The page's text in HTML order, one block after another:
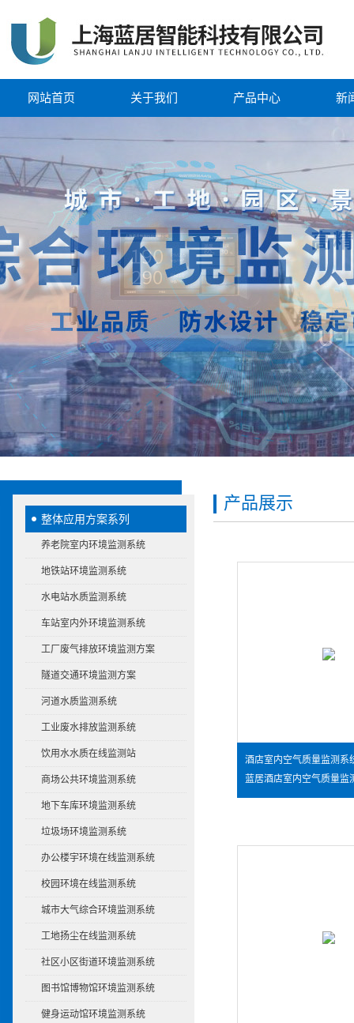
网站首页 关于我们 产品中心 新
整体应用方案系列
养老院室内环境监测系统
地铁站环境监测系统
水电站水质监测系统
车站室内外环境监测系统
工厂废气排放环境监测方案
隧道交通环境监测方案
河道水质监测系统
工业废水排放监测系统
饮用水水质在线监测站
商场公共环境监测系统
地下车库环境监测系统
垃圾场环境监测系统
办公楼宇环境在线监测系统
校园环境在线监测系统
城市大气综合环境监测系统
工地扬尘在线监测系统
社区小区街道环境监测系统
图书馆博物馆环境监测系统
健身运动馆环境监测系统
产品展示
酒店室内空气质量监测系